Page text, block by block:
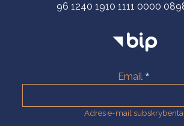
96 1240 1910 1111 0000
Email
Adres e-mail subskrybenta.